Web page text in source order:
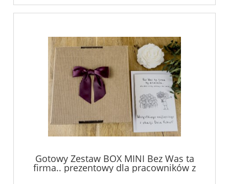
Gotowy Zestaw BOX MINI Bez Was ta
firma.. prezentowy dla pracowników z
okazcji dnia kobiet hurt już od 8,9zł